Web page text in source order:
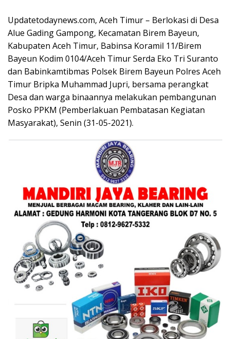
Updatetodaynews.com, Aceh Timur – Berlokasi di Desa
Alue Gading Gampong, Kecamatan Birem Bayeun,
Kabupaten Aceh Timur, Babinsa Koramil 11/Birem
Bayeun Kodim 0104/Aceh Timur Serda Eko Tri Suranto
dan Babinkamtibmas Polsek Birem Bayeun Polres Aceh
Timur Bripka Muhammad Jupri, bersama perangkat
Desa dan warga binaannya melakukan pembangunan
Posko PPKM (Pemberlakuan Pembatasan Kegiatan
Masyarakat), Senin (31-05-2021).